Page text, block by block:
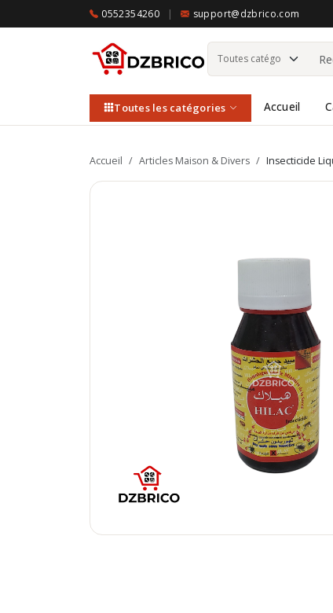
0552354260 | support@dzbrico.com
Toutes les catégories Accueil
Accueil / Articles Maison & Divers /